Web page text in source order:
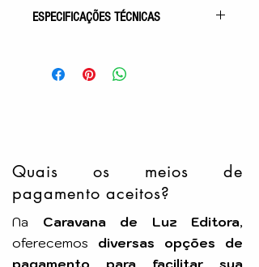
ESPECIFICAÇÕES TÉCNICAS
Acabamento: Capa Comum
Autor: J.W.Rochester
Tamanho: 16x23cm
Quais os meios de
pagamento aceitos?
Na Caravana de Luz Editora,
oferecemos diversas opções de
pagamento para facilitar sua